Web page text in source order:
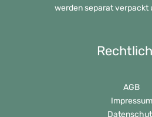
werden separat verpackt
AGB
Impressum